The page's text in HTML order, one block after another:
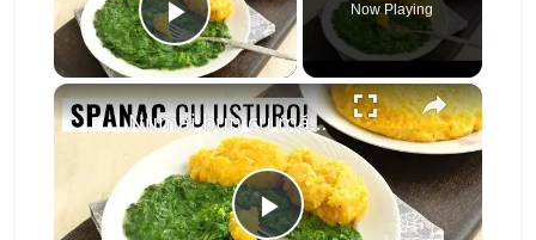
Play Video
Now Playing
×
Numai bun cu mămăliguță caldă! Spanac cu usturoi la tigaie - mâncare simplă, de post.